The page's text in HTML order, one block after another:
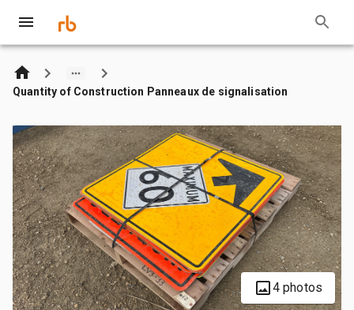
Quantity of Construction Panneaux de signalisation
4 photos